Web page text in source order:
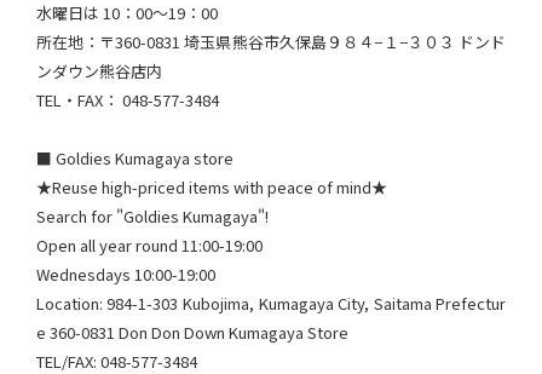
水曜日は 10：00～19：00
所在地：〒360-0831 埼玉県熊谷市久保島９８４−１−３０３ ドンド
ンダウン熊谷店内
TEL・FAX： 048-577-3484​
■ Goldies Kumagaya store
★Reuse high-priced items with peace of mind★
Search for "Goldies Kumagaya"!
Open all year round 11:00-19:00
Wednesdays 10:00-19:00
Location: 984-1-303 Kubojima, Kumagaya City, Saitama Prefectur
e 360-0831 Don Don Down Kumagaya Store
TEL/FAX: 048-577-3484